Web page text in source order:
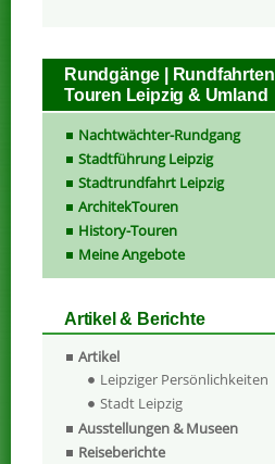
Rundgänge | Rundfahrten |
Touren Leipzig & Umland
Nachtwächter-Rundgang
Stadtführung Leipzig
Stadtrundfahrt Leipzig
ArchitekTouren
History-Touren
Meine Angebote
Artikel & Berichte
Artikel
Leipziger Persönlichkeiten
Stadt Leipzig
Ausstellungen & Museen
Reiseberichte